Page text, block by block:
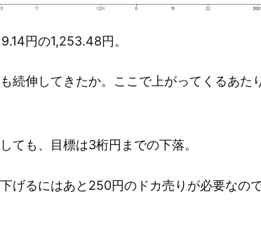
円の1,253.48円。
続伸してきたか。ここで上がってくるあた
ても、目標は3桁円までの下落。
げるにはあと250円のドカ売りが必要なの